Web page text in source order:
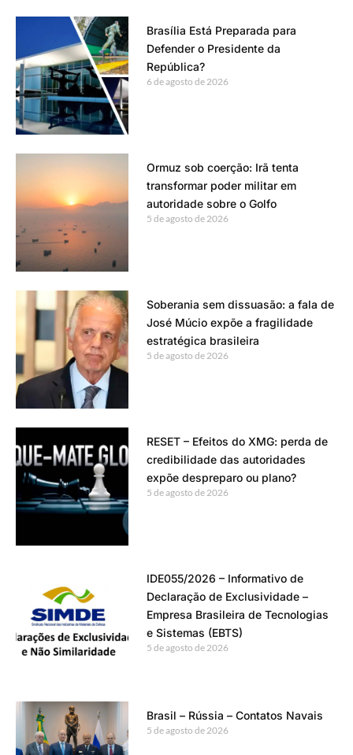
Brasília Está Preparada para
Defender o Presidente da
República?
6 de agosto de 2026
Ormuz sob coerção: Irã tenta
transformar poder militar em
autoridade sobre o Golfo
5 de agosto de 2026
Soberania sem dissuasão: a fala de
José Múcio expõe a fragilidade
estratégica brasileira
5 de agosto de 2026
RESET – Efeitos do XMG: perda de
credibilidade das autoridades
expõe despreparo ou plano?
5 de agosto de 2026
IDE055/2026 – Informativo de
Declaração de Exclusividade –
Empresa Brasileira de Tecnologias
e Sistemas (EBTS)
5 de agosto de 2026
Brasil – Rússia – Contatos Navais
5 de agosto de 2026